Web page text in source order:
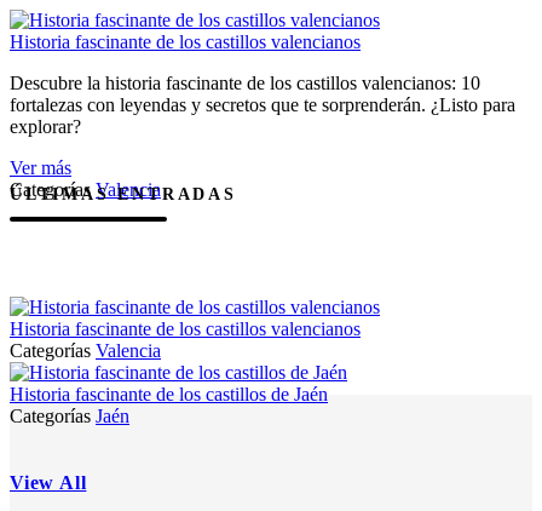
Historia fascinante de los castillos valencianos
Descubre la historia fascinante de los castillos valencianos: 10
fortalezas con leyendas y secretos que te sorprenderán. ¿Listo para
explorar?
Ver más
Categorías Valencia
ÚLTIMAS ENTRADAS
Historia fascinante de los castillos valencianos
Categorías Valencia
Historia fascinante de los castillos de Jaén
Categorías Jaén
View All